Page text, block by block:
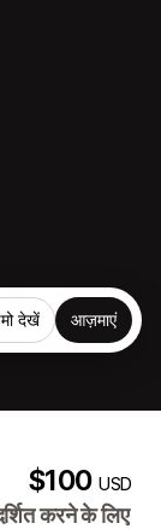
देखें आज़माएं
$100USD
करने के लिए